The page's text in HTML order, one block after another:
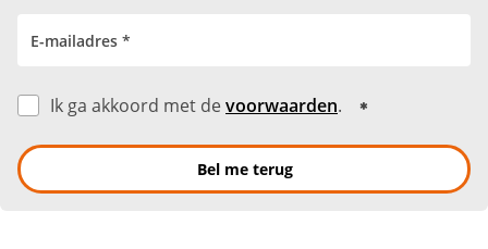
Ik ga akkoord met de voorwaarden.
Bel me terug